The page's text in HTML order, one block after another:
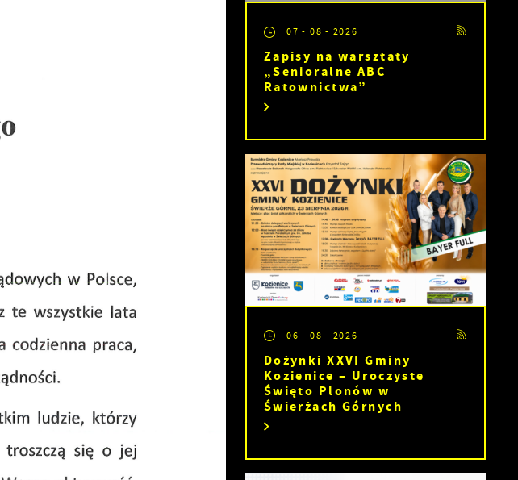
07 - 08 - 2026
Zapisy na warsztaty
„Senioralne ABC
Ratownictwa”
06 - 08 - 2026
Dożynki XXVI Gminy
Kozienice – Uroczyste
Święto Plonów w
Świerżach Górnych